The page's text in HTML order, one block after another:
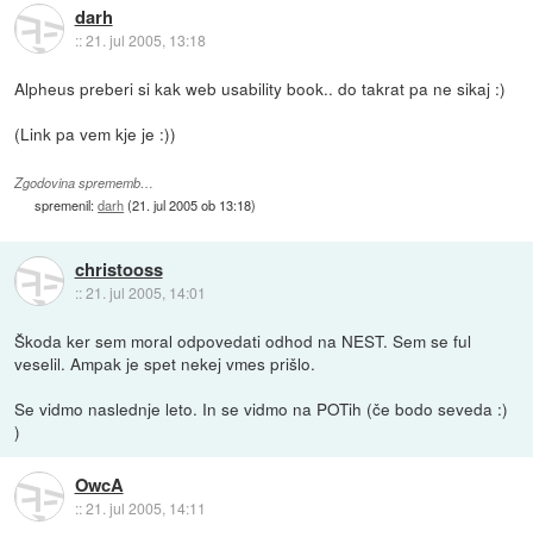
darh
::21. jul 2005, 13:18
Alpheus preberi si kak web usability book.. do takrat pa ne sikaj :)
(Link pa vem kje je :))
Zgodovina sprememb…
spremenil:darh(21. jul 2005 ob 13:18)
christooss
::21. jul 2005, 14:01
Škoda ker sem moral odpovedati odhod na NEST. Sem se ful
veselil. Ampak je spet nekej vmes prišlo.
Se vidmo naslednje leto. In se vidmo na POTih (če bodo seveda :)
)
OwcA
::21. jul 2005, 14:11